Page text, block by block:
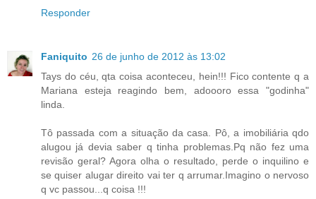
Responder
Faniquito 26 de junho de 2012 às 13:02
Tays do céu, qta coisa aconteceu, hein!!! Fico contente q a
Mariana esteja reagindo bem, adoooro essa "godinha"
linda.
Tô passada com a situação da casa. Pô, a imobiliária qdo
alugou já devia saber q tinha problemas.Pq não fez uma
revisão geral? Agora olha o resultado, perde o inquilino e
se quiser alugar direito vai ter q arrumar.Imagino o nervoso
q vc passou...q coisa !!!